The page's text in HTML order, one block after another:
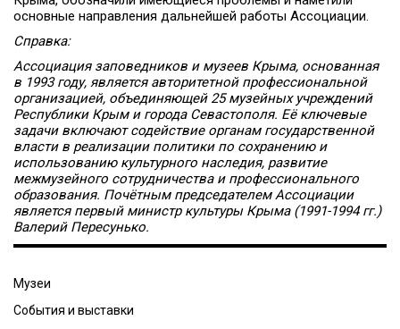
основные направления дальнейшей работы Ассоциации.
Справка:
Ассоциация заповедников и музеев Крыма, основанная
в 1993 году, является авторитетной профессиональной
организацией, объединяющей 25 музейных учреждений
Республики Крым и города Севастополя. Её ключевые
задачи включают содействие органам государственной
власти в реализации политики по сохранению и
использованию культурного наследия, развитие
межмузейного сотрудничества и профессионального
образования. Почётным председателем Ассоциации
является первый министр культуры Крыма (1991-1994 гг.)
Валерий Пересунько.
Музеи
События и выставки